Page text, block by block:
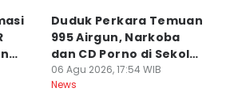
Duduk Perkara Temuan
995 Airgun, Narkoba
dan CD Porno di Sekolah
Jaksel
06 Agu 2026, 17:54 WIB
News